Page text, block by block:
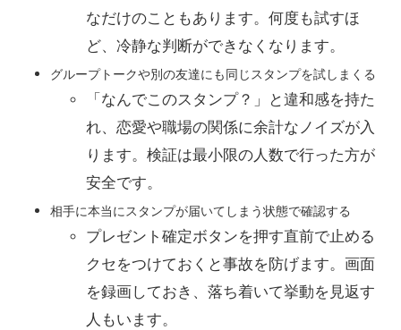
なだけのこともあります。何度も試すほ
ど、冷静な判断ができなくなります。
グループトークや別の友達にも同じスタンプを試しまくる
「なんでこのスタンプ？」と違和感を持た
れ、恋愛や職場の関係に余計なノイズが入
ります。検証は最小限の人数で行った方が
安全です。
相手に本当にスタンプが届いてしまう状態で確認する
プレゼント確定ボタンを押す直前で止める
クセをつけておくと事故を防げます。画面
を録画しておき、落ち着いて挙動を見返す
人もいます。